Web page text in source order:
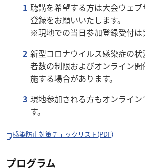
聴講を希望する方は大会ウェ
登録をお願いいたします。
※現地での当日参加登録受付は
新型コロナウイルス感染症の
者数の制限およびオンライン
施する場合があります。
現地参加される方もオンライ
す。
感染防止対策チェックリスト(PDF)
プログラム